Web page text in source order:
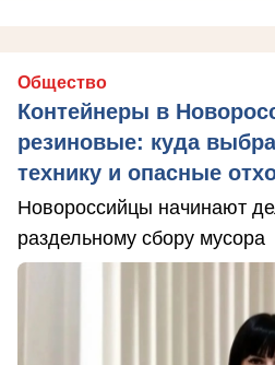
Общество
Контейнеры в
резиновые: куда
технику и опасные
Новороссийцы начинают
раздельному сбору мусора